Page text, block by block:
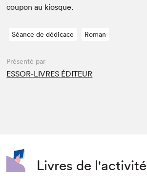
coupon au kiosque.
Séance de dédicace Roman
Présenté par
ESSOR-LIVRES ÉDITEUR
Livres de l'activité